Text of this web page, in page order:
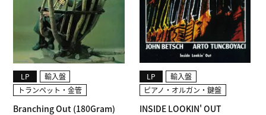
Branching Out (180Gram)
LP
輸入盤
トランペット・金管
INSIDE LOOKIN' OUT
LP
輸入盤
ピアノ・オルガン・鍵盤